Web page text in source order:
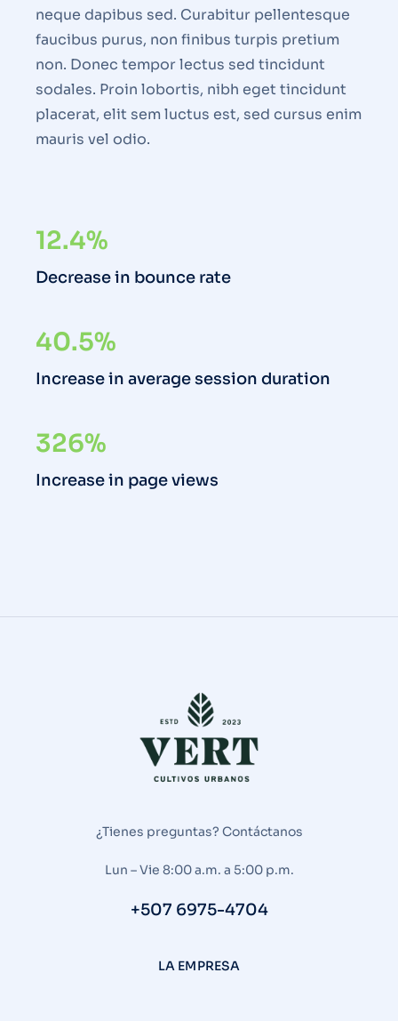
neque dapibus sed. Curabitur pellentesque
faucibus purus, non finibus turpis pretium
non. Donec tempor lectus sed tincidunt
sodales. Proin lobortis, nibh eget tincidunt
placerat, elit sem luctus est, sed cursus enim
mauris vel odio.
12.4%
Decrease in bounce rate
40.5%
Increase in average session duration
326%
Increase in page views
¿Tienes preguntas? Contáctanos
Lun – Vie 8:00 a.m. a 5:00 p.m.
+507 6975-4704
LA EMPRESA